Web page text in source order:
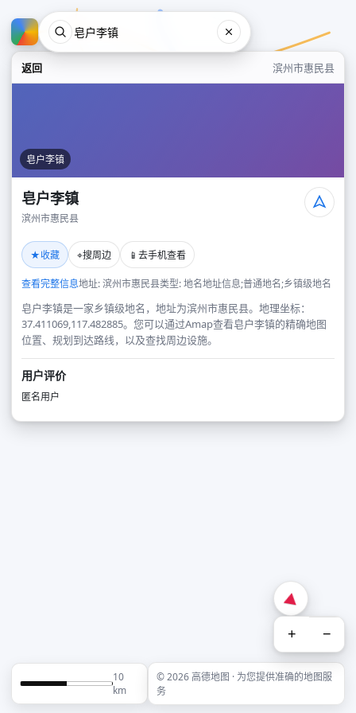
返回 滨州市惠民县
皂户李镇
皂户李镇
滨州市惠民县
★收藏 ⌖搜周边 📱 去手机查看
查看完整信息地址: 滨州市惠民县类型: 地名地址信息;普通地名;乡镇级地名
皂户李镇是一家乡镇级地名，地址为滨州市惠民县。地理坐标：
37.411069,117.482885。您可以通过Amap查看皂户李镇的精确地图
位置、规划到达路线，以及查找周边设施。
用户评价
匿名用户
+ −
10
km
© 2026 高德地图 · 为您提供准确的地图服
务